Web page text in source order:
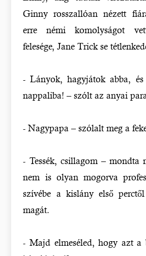
Ginny rosszallóan nézett
erre némi komolyságot
felesége, Jane Trick se
- Lányok, hagyjátok abba,
nappaliba! – szólt az anyai
- Nagypapa – szólalt meg a
- Tessék, csillagom – mondta
nem is olyan mogorva
szívébe a kislány első
magát.
- Majd elmeséled, hogy azt a